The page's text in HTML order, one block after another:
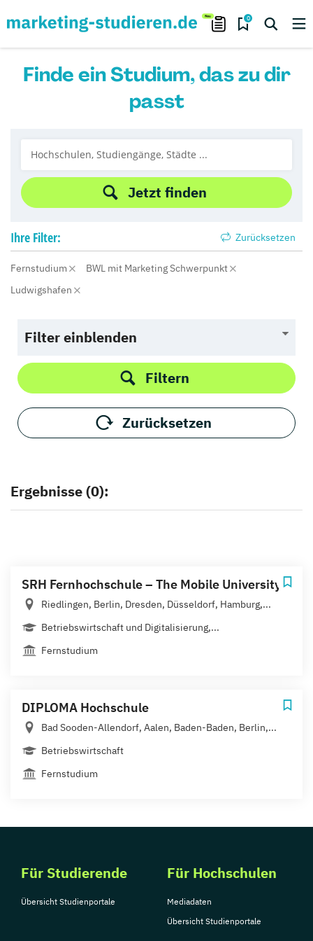
0
Finde ein Studium, das zu dir
passt
Jetzt finden
Ihre Filter: Zurücksetzen
Fernstudium
BWL mit Marketing Schwerpunkt
Ludwigshafen
Filter einblenden
Filtern
Zurücksetzen
Ergebnisse (0):
SRH Fernhochschule – The Mobile University
Riedlingen, Berlin, Dresden, Düsseldorf, Hamburg,...
Betriebswirtschaft und Digitalisierung,...
Fernstudium
DIPLOMA Hochschule
Bad Sooden-Allendorf, Aalen, Baden-Baden, Berlin,...
Betriebswirtschaft
Fernstudium
Für Studierende
Übersicht Studienportale
Für Hochschulen
Mediadaten
Übersicht Studienportale